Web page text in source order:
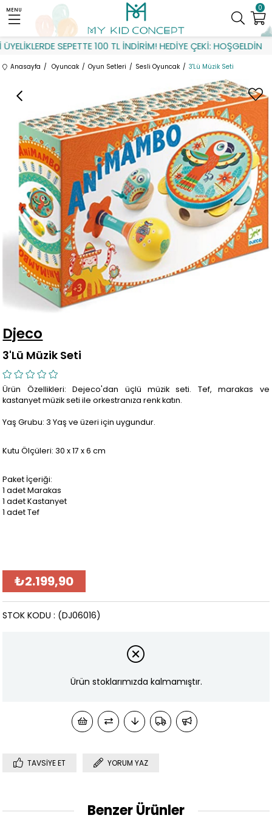
SEPETTE 100 TL İNDİRİM! HEDİYE ÇEKİ: HOŞGELDİN
0
MENU
Anasayfa Oyuncak Oyun Setleri Sesli Oyuncak 3'Lü Müzik Seti
Djeco
3'Lü Müzik Seti
Ürün Özellikleri: Dejeco'dan üçlü müzik seti. Tef, marakas ve
kastanyet müzik seti ile orkestranıza renk katın.
Yaş Grubu: 3 Yaş ve üzeri için uygundur.
Kutu Ölçüleri: 30 x 17 x 6 cm
Paket İçeriği:
1 adet Marakas
1 adet Kastanyet
1 adet Tef
₺2.199,90
(DJ06016)
STOK KODU
Ürün stoklarımızda kalmamıştır.
TAVSIYE ET YORUM YAZ
Benzer Ürünler